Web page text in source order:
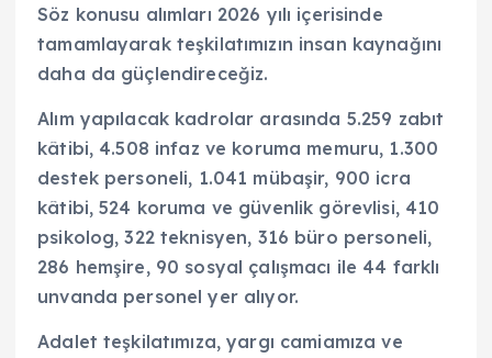
Söz konusu alımları 2026 yılı içerisinde
tamamlayarak teşkilatımızın insan kaynağını
daha da güçlendireceğiz.
Alım yapılacak kadrolar arasında 5.259 zabıt
kâtibi, 4.508 infaz ve koruma memuru, 1.300
destek personeli, 1.041 mübaşir, 900 icra
kâtibi, 524 koruma ve güvenlik görevlisi, 410
psikolog, 322 teknisyen, 316 büro personeli,
286 hemşire, 90 sosyal çalışmacı ile 44 farklı
unvanda personel yer alıyor.
Adalet teşkilatımıza, yargı camiamıza ve